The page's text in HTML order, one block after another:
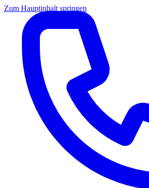
Zum Hauptinhalt springen